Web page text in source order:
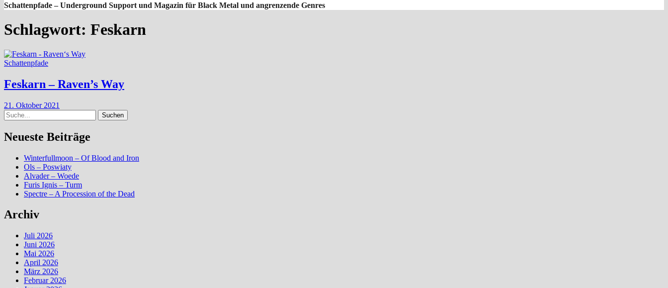
Schattenpfade – Underground Support und Magazin für Black Metal und angrenzende Genres
Schlagwort: Feskarn
Schattenpfade
Feskarn – Raven’s Way
21. Oktober 2021
Suche
Neueste Beiträge
Winterfullmoon – Of Blood and Iron
Ols – Poswiaty
Alvader – Woede
Furis Ignis – Turm
Spectre – A Procession of the Dead
Archiv
Juli 2026
Juni 2026
Mai 2026
April 2026
März 2026
Februar 2026